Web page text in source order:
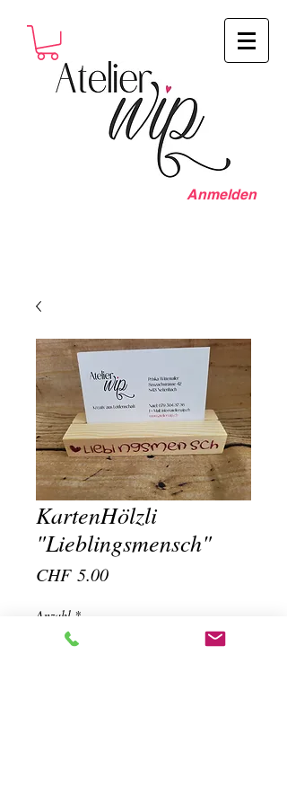
Anmelden
KartenHölzli
"Lieblingsmensch"
CHF 5.00Preis
Anzahl *